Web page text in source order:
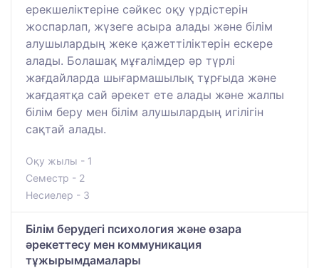
ерекшеліктеріне сәйкес оқу үрдістерін
жоспарлап, жүзеге асыра алады және білім
алушылардың жеке қажеттіліктерін ескере
алады. Болашақ мұғалімдер әр түрлі
жағдайларда шығармашылық тұрғыда және
жағдаятқа сай әрекет ете алады және жалпы
білім беру мен білім алушылардың игілігін
сақтай алады.
Оқу жылы - 1
Семестр - 2
Несиелер - 3
Білім берудегі психология және өзара
әрекеттесу мен коммуникация
тұжырымдамалары